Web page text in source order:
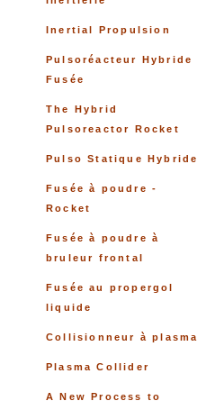
Inertial Propulsion
Pulsoréacteur Hybride
Fusée
The Hybrid
Pulsoreactor Rocket
Pulso Statique Hybride
Fusée à poudre -
Rocket
Fusée à poudre à
bruleur frontal
Fusée au propergol
liquide
Collisionneur à plasma
Plasma Collider
A New Process to